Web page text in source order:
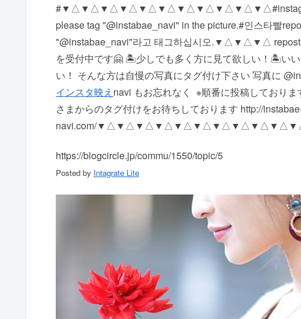
# ▼△▼△▼△▼△▼△▼△▼△▼△▼△▼△▼△
please tag "@instabae_navi" in the picture. #인스타빨
"@instabae_navi"라고 태그하십시오. ▼△▼△▼△
を受付中です🤗 🏝少しでも多く方に見て欲しい！ 🏝い
い！ そんな方は自慢の写真にタグ付け下さい 写真に
インスタ映え navi もお忘れなく ️ ※順番に投稿しており
さまからのタグ付けをお待ちしております http://
navi.com/
https://blogcircle.jp/commu/1550/topic/5
Posted by Intagrate Lite